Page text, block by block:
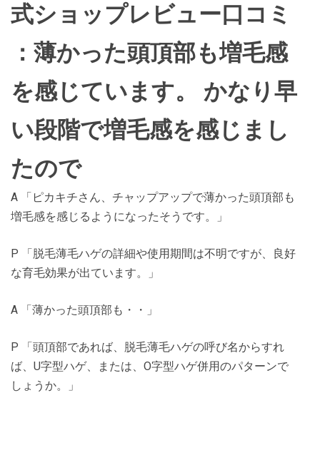
式ショップレビュー口コミ
：薄かった頭頂部も増毛感
を感じています。 かなり早
い段階で増毛感を感じまし
たので
A 「ピカキチさん、チャップアップで薄かった頭頂部も
増毛感を感じるようになったそうです。」
P 「脱毛薄毛ハゲの詳細や使用期間は不明ですが、良好
な育毛効果が出ています。」
A 「薄かった頭頂部も・・」
P 「頭頂部であれば、脱毛薄毛ハゲの呼び名からすれ
ば、U字型ハゲ、または、O字型ハゲ併用のパターンで
しょうか。」